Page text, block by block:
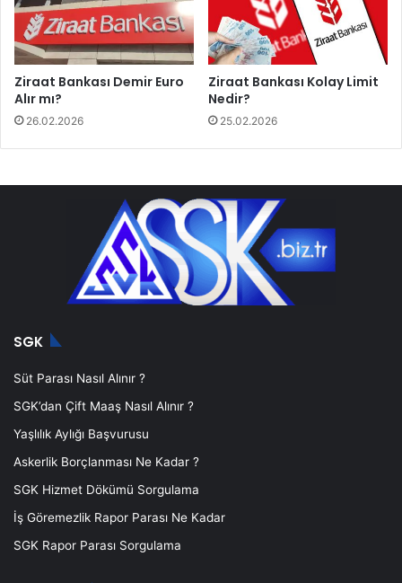
Ziraat Bankası Demir Euro
Alır mı?
26.02.2026
Ziraat Bankası Kolay Limit
Nedir?
25.02.2026
SGK
Süt Parası Nasıl Alınır ?
SGK’dan Çift Maaş Nasıl Alınır ?
Yaşlılık Aylığı Başvurusu
Askerlik Borçlanması Ne Kadar ?
SGK Hizmet Dökümü Sorgulama
İş Göremezlik Rapor Parası Ne Kadar
SGK Rapor Parası Sorgulama